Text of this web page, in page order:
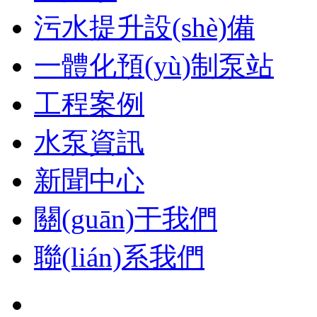
污水提升設(shè)備
一體化預(yù)制泵站
工程案例
水泵資訊
新聞中心
關(guān)于我們
聯(lián)系我們